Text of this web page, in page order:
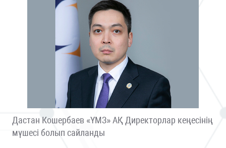
Дастан Кошербаев «ҮМЗ» АҚ Директорлар кеңесінің
мүшесі болып сайланды